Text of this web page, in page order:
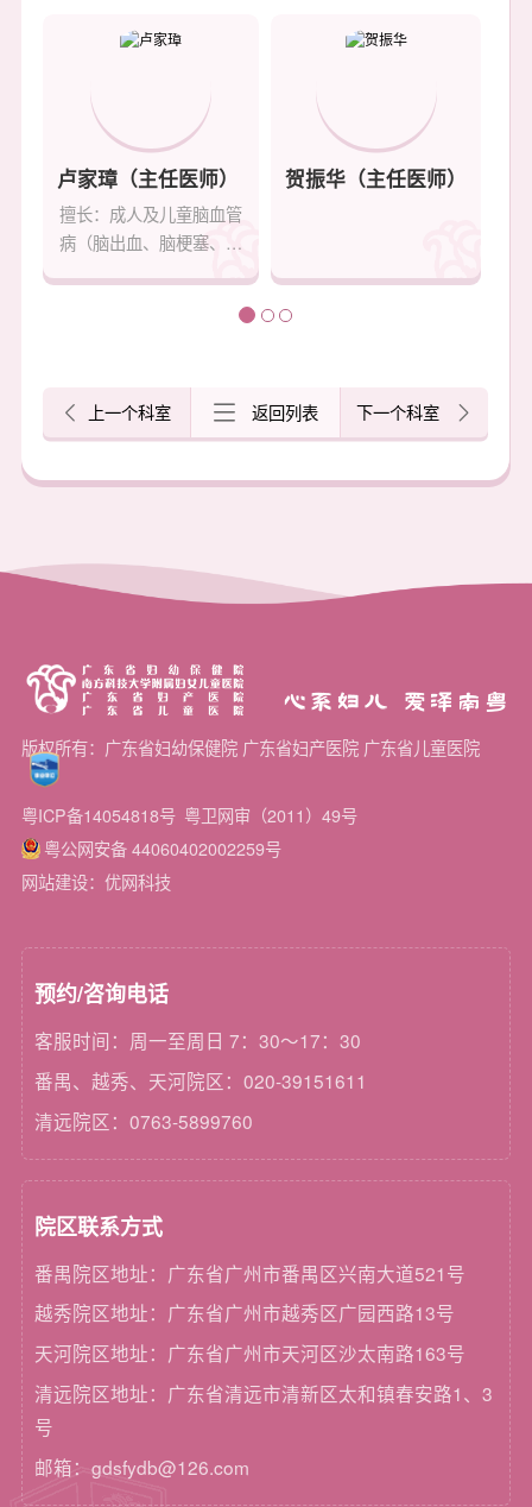
卢家璋（主任医师）
擅长：成人及儿童脑血管
病（脑出血、脑梗塞、脑
风后遗症等）、儿童先天
脑脊膜膨出、脊髓栓系、
脊柱裂、蛛网膜囊肿
等）、脑积水、颅脑损
痛等）、胎儿神经系统疾
贺振华（主任医师）
上一个科室 返回列表 下一个科室
心系妇儿 爱泽南粤
版权所有：广东省妇幼保健院 广东省妇产医院 广东省儿童医院
粤ICP备14054818号 粤卫网审（2011）49号
粤公网安备 44060402002259号
网站建设：优网科技
预约/咨询电话
客服时间：周一至周日 7：30～17：30
番禺、越秀、天河院区：020-39151611
清远院区：0763-5899760
院区联系方式
番禺院区地址：广东省广州市番禺区兴南大道521号
越秀院区地址：广东省广州市越秀区广园西路13号
天河院区地址：广东省广州市天河区沙太南路163号
清远院区地址：广东省清远市清新区太和镇春安路1、3
号
邮箱：gdsfydb@126.com